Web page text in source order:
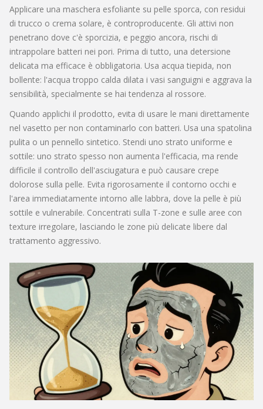
Applicare una maschera esfoliante su pelle sporca, con residui
di trucco o crema solare, è controproducente. Gli attivi non
penetrano dove c'è sporcizia, e peggio ancora, rischi di
intrappolare batteri nei pori. Prima di tutto, una detersione
delicata ma efficace è obbligatoria. Usa acqua tiepida, non
bollente: l'acqua troppo calda dilata i vasi sanguigni e aggrava la
sensibilità, specialmente se hai tendenza al rossore.
Quando applichi il prodotto, evita di usare le mani direttamente
nel vasetto per non contaminarlo con batteri. Usa una spatolina
pulita o un pennello sintetico. Stendi uno strato uniforme e
sottile: uno strato spesso non aumenta l'efficacia, ma rende
difficile il controllo dell'asciugatura e può causare crepe
dolorose sulla pelle. Evita rigorosamente il contorno occhi e
l'area immediatamente intorno alle labbra, dove la pelle è più
sottile e vulnerabile. Concentrati sulla T-zone e sulle aree con
texture irregolare, lasciando le zone più delicate libere dal
trattamento aggressivo.